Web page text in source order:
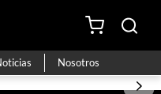
Nosotros